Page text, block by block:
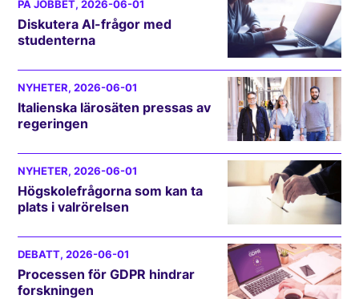
PÅ JOBBET, 2026-06-01
Diskutera AI-frågor med
studenterna
NYHETER, 2026-06-01
Italienska lärosäten pressas av
regeringen
NYHETER, 2026-06-01
Högskolefrågorna som kan ta
plats i valrörelsen
DEBATT, 2026-06-01
Processen för GDPR hindrar
forskningen